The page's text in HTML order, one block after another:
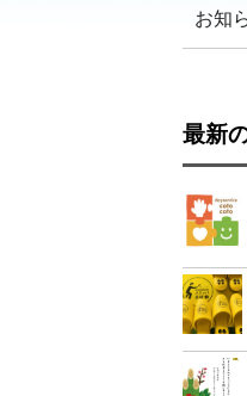
お知
最新